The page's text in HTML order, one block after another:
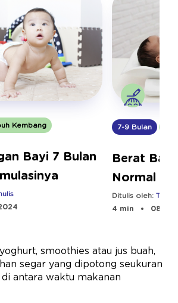
Kembang
Bayi 7 Bulan
7-9 Bulan
Berat
Normal
Ditulis oleh: Tim
4 min
08 Jul
smoothies atau jus buah,
segar yang dipotong seukuran
antara waktu makanan